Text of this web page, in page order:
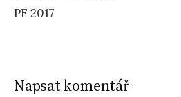
PF 2017
Napsat komentář